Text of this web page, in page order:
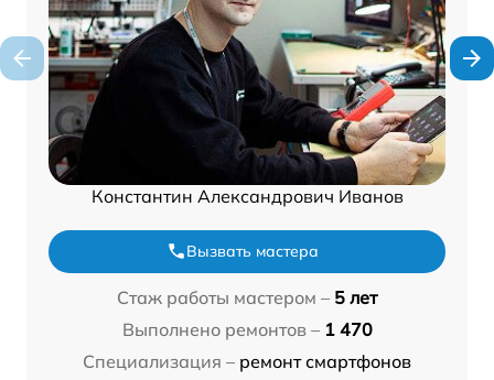
Константин Александрович Иванов
Вызвать мастера
Стаж работы мастером – 5 лет
Выполнено ремонтов – 1 470
Специализация – ремонт смартфонов